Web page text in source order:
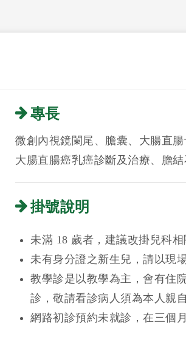
專長
微創內視鏡闌尾、膽囊、大腸直
大腸直腸癌乳癌診斷及治療、膽
掛號說明
未滿 18 歲者，建議改掛兒科相
未有身分證之新生兒，請以現
教學診是以教學為主，會有住
診，敬請看診病人須為本人親自
網路初診預約未就診，在三個